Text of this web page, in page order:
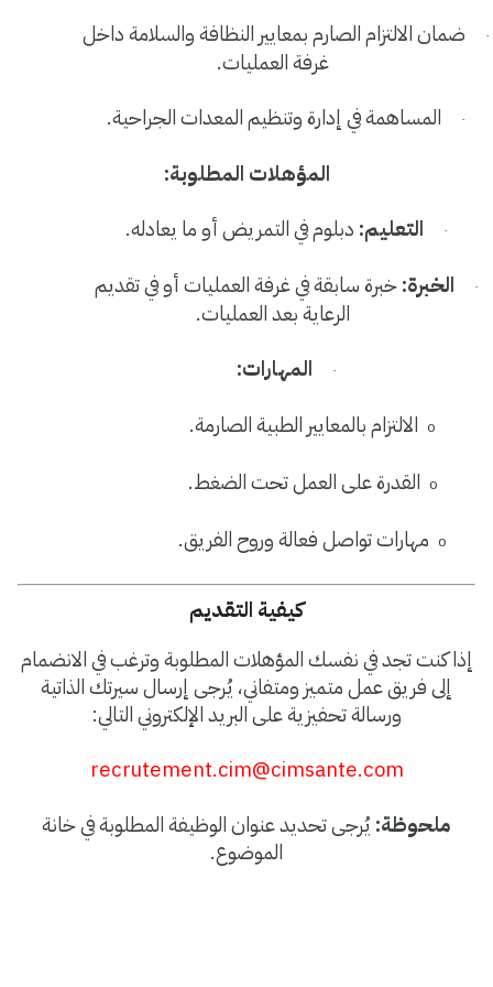
·
ضمان الالتزام الصارم بمعايير النظافة والسلامة داخل
غرفة العمليات.
· المساهمة في إدارة وتنظيم المعدات الجراحية.
المؤهلات المطلوبة:
· التعليم: دبلوم في التمريض أو ما يعادله.
· الخبرة:خبرة سابقة في غرفة العمليات أو في تقديم
الرعاية بعد العمليات.
· المهارات:
o الالتزام بالمعايير الطبية الصارمة.
o القدرة على العمل تحت الضغط.
o مهارات تواصل فعالة وروح الفريق.
كيفية التقديم
إذا كنت تجد في نفسك المؤهلات المطلوبة وترغب في الانضمام
إلى فريق عمل متميز ومتفاني، يُرجى إرسال سيرتك الذاتية
ورسالة تحفيزية على البريد الإلكتروني التالي:
recrutement.cim@cimsante.com
ملحوظة: يُرجى تحديد عنوان الوظيفة المطلوبة في خانة
الموضوع.